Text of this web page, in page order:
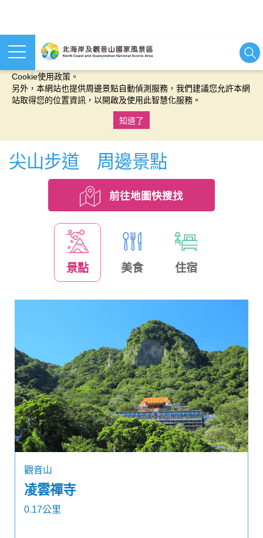
本網站使用cookies等相關技術以持續優化網站服務，並有助於為
Cookie使用政策。
另外，本網站也提供周邊景點自動偵測服務，我們建議您允許本網
站取得您的位置資訊，以開啟及使用此智慧化服務。
知道了
尖山步道 周邊景點
前往地圖快搜找
景點 美食 住宿
觀音山
凌雲禪寺
0.17公里